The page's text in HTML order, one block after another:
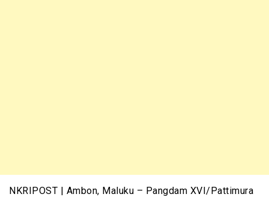
NKRIPOST | Ambon, Maluku – Pangdam XVI/Pattimura